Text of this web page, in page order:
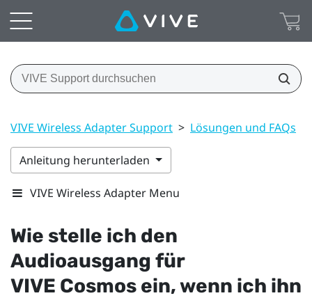
VIVE Wireless Adapter Support > Lösungen und FAQs
Anleitung herunterladen
VIVE Wireless Adapter Menu
Wie stelle ich den
Audioausgang für
VIVE Cosmos ein, wenn ich ihn